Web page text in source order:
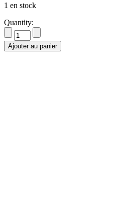
1 en stock
Quantity:
Ajouter au panier